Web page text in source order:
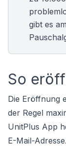
gibt es
So
Die Eröffnung
der Regel
UnitPlus App
E-Mail-